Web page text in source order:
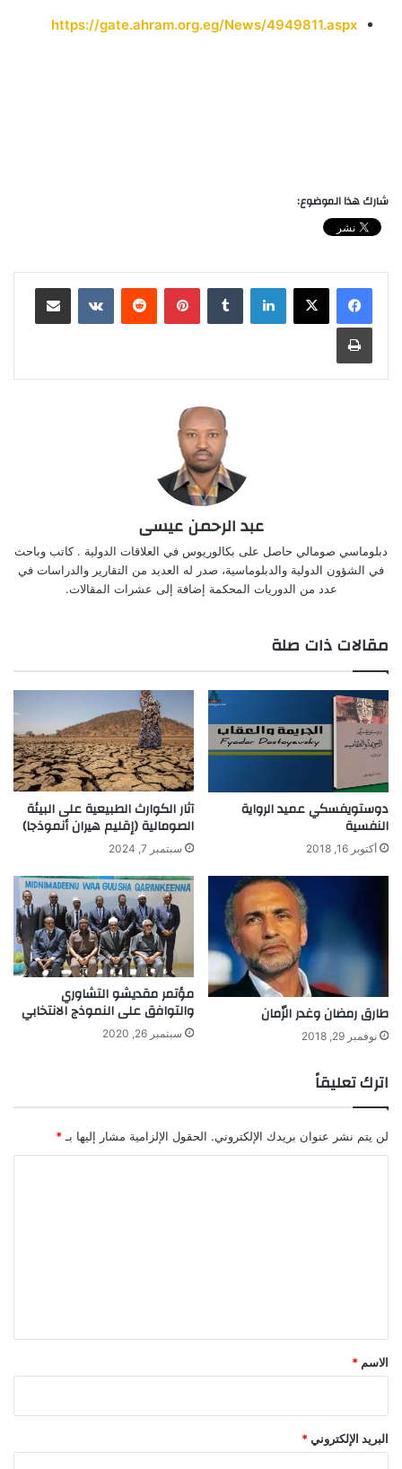
https://gate.ahram.org.eg/News/4949811.aspx
شارك هذا الموضوع:
لينكدإن بينتيريست
عبد الرحمن عيسى
دبلوماسي صومالي حاصل على بكالوريوس في العلاقات الدولية . كاتب وباحث
في الشؤون الدولية والدبلوماسية، صدر له العديد من التقارير والدراسات في
عدد من الدوريات المحكمة إضافة إلى عشرات المقالات.
مقالات ذات صلة
دوستويفسكي عميد الرواية
النفسية
أكتوبر 16, 2018
آثار الكوارث الطبيعية على البيئة
الصومالية (إقليم هيران أنموذجا)
سبتمبر 7, 2024
طارق رمضان وغدر الزّمان
نوفمبر 29, 2018
مؤتمر مقديشو التشاوري
والتوافق على النموذج الانتخابي
سبتمبر 26, 2020
اترك تعليقاً
لن يتم نشر عنوان بريدك الإلكتروني. الحقول الإلزامية مشار إليها بـ *
*
الاسم *
البريد الإلكتروني*